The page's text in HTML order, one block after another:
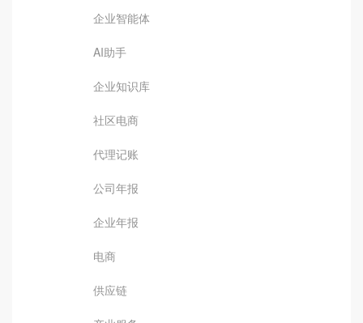
企业智能体
AI助手
企业知识库
社区电商
代理记账
公司年报
企业年报
电商
供应链